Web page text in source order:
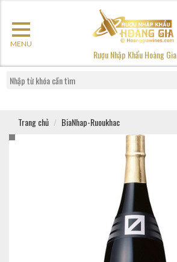
MENU
Rượu Nhập Khẩu Hoàng Gia
Trang chủ BiaNhap-Ruoukhac